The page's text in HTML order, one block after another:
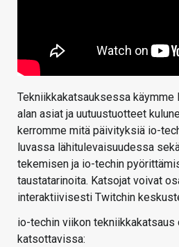
Tekniikkakatsauksessa käymme
alan asiat ja uutuustuotteet
kerromme mitä päivityksiä io-
luvassa lähitulevaisuudessa
tekemisen ja io-techin
taustatarinoita. Katsojat voivat
interaktiivisesti Twitchin
io-techin viikon tekniikkakatsaus
katsottavissa: